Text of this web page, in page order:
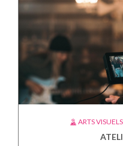
ARTS